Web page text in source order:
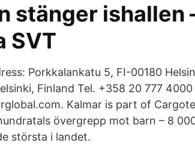
stänger ishallen
SVT
Porkkalankatu 5, FI-00180
Finland Tel. +358 20 777 4000
Kalmar is part of
övergrepp mot barn – 8
största i landet.